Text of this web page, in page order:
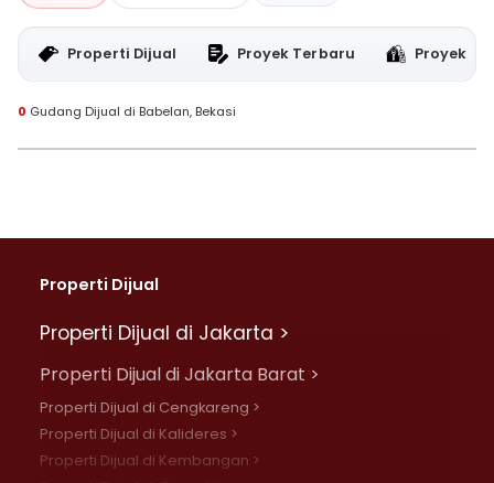
Properti Dijual Proyek Terbaru Proyek
0 Gudang Dijual di Babelan, Bekasi
Properti Dijual
Properti Dijual di Jakarta >
Properti Dijual di Jakarta Barat >
Properti Dijual di Cengkareng >
Properti Dijual di Kalideres >
Properti Dijual di Kembangan >